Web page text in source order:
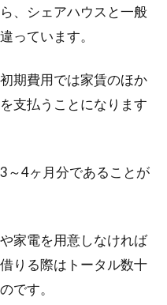
、シェアハウスと一般
っています。
期費用では家賃のほか
支払うことになります
～4ヶ月分であることが
家電を用意しなければ
りる際はトータル数十
です。